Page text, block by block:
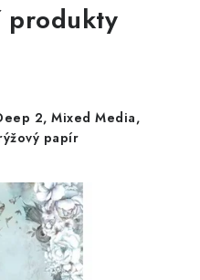
produkty
2, Mixed Media,
papír